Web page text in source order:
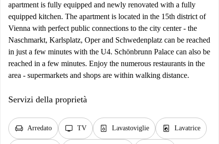
apartment is fully equipped and newly renovated with a fully
equipped kitchen. The apartment is located in the 15th district of
Vienna with perfect public connections to the city center - the
Naschmarkt, Karlsplatz, Oper and Schwedenplatz can be reached
in just a few minutes with the U4. Schönbrunn Palace can also be
reached in a few minutes. Enjoy the numerous restaurants in the
area - supermarkets and shops are within walking distance.
Servizi della proprietà
chair Arredato tv TV dishwasher_gen Lavastoviglie local_laundry_service Lavatrice